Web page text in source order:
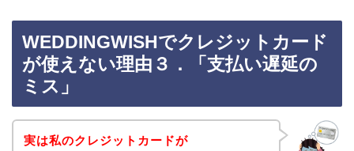
WEDDINGWISHでクレジットカード
が使えない理由３．「支払い遅延の
ミス」
実は私のクレジットカードが